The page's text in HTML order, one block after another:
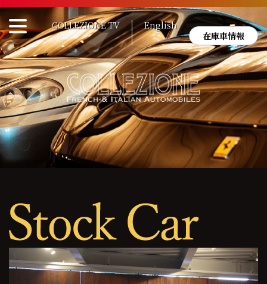
Skip
to
content
COLLEZIONE TV
English
在庫車情報